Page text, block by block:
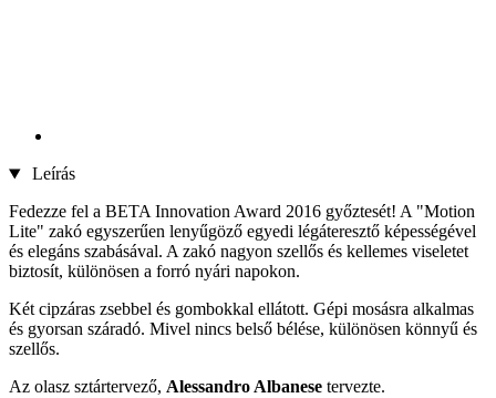
Leírás
Fedezze fel a BETA Innovation Award 2016 győztesét! A "Motion
Lite" zakó egyszerűen lenyűgöző egyedi légáteresztő képességével
és elegáns szabásával. A zakó nagyon szellős és kellemes viseletet
biztosít, különösen a forró nyári napokon.
Két cipzáras zsebbel és gombokkal ellátott. Gépi mosásra alkalmas
és gyorsan száradó. Mivel nincs belső bélése, különösen könnyű és
szellős.
Az olasz sztártervező, Alessandro Albanese tervezte.